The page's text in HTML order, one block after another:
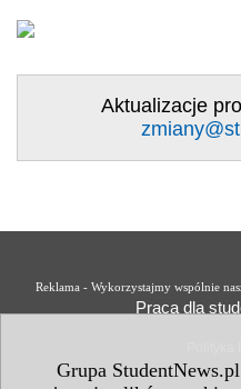
Grupa
Aktualizacje
Reklama - Wykorzystajmy wspólnie
Praca dla